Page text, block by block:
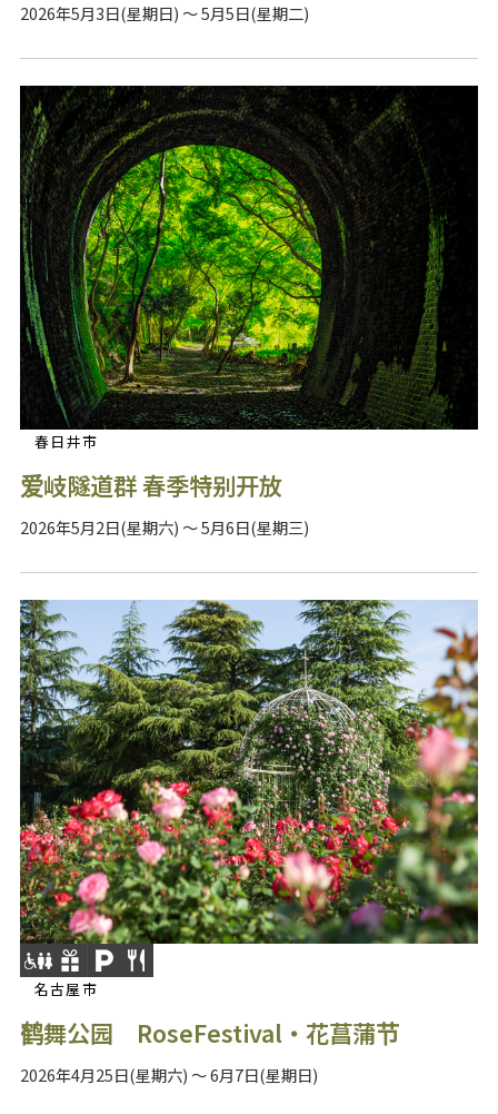
2026年5月3日(星期日) ～ 5月5日(星期二)
春日井市
爱岐隧道群 春季特别开放
2026年5月2日(星期六) ～ 5月6日(星期三)
名古屋市
鹤舞公园 RoseFestival・花菖蒲节
2026年4月25日(星期六) ～ 6月7日(星期日)